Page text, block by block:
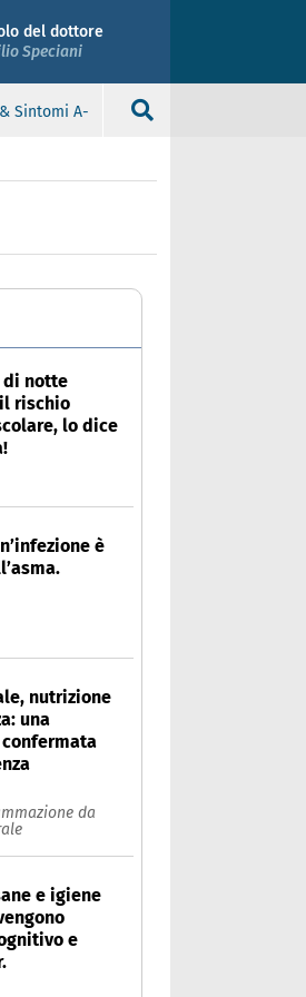
del dottore
Speciani
Sintomi A-
di notte
rischio
lo dice
è
nutrizione
una
da
e igiene
e